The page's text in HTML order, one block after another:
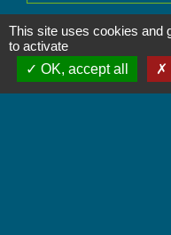
This site uses cookies and
to activate
OK, accept all